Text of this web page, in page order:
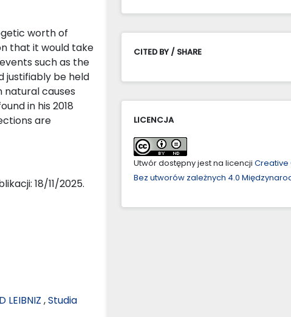
worth of
that it would take
such as the
justifiably be held
causes
in his 2018
are
18/11/2025.
LEIBNIZ ,Studia
CITED BY / SHARE
LICENCJA
Utwór dostępny jest na licencji Creative
Bez utworów zależnych 4.0